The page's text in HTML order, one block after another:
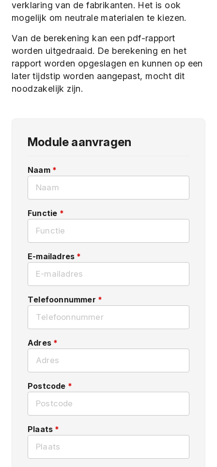
verklaring van de fabrikanten. Het is ook
mogelijk om neutrale materialen te kiezen.
Van de berekening kan een pdf-rapport
worden uitgedraaid. De berekening en het
rapport worden opgeslagen en kunnen op een
later tijdstip worden aangepast, mocht dit
noodzakelijk zijn.
Module aanvragen
Naam *
Functie *
E-mailadres *
Telefoonnummer *
Adres *
Postcode *
Plaats *